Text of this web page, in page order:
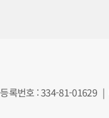
록번호 : 334-81-01629 |